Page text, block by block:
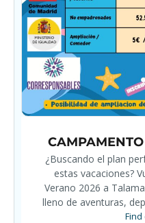
¿Buscando el plan
estas vacaciones?
Verano 2026 a
lleno de aventuras,